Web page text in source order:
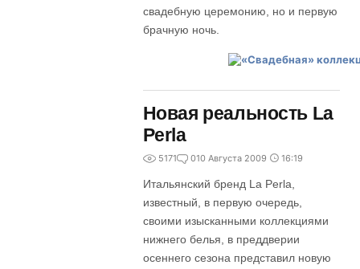
свадебную церемонию, но и первую
брачную ночь.
Новая реальность La
Perla
5171 010 Августа 2009 16:19
Итальянский бренд La Perla,
известный, в первую очередь,
своими изысканными коллекциями
нижнего белья, в преддверии
осеннего сезона представил новую